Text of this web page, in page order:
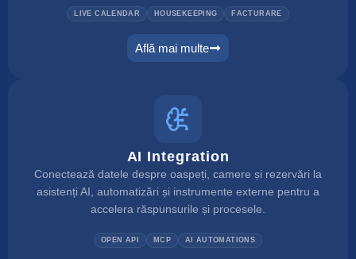
LIVE CALENDAR HOUSEKEEPING FACTURARE
Află mai multe
pms
AI Integration
Conectează datele despre oaspeți, camere și rezervări la
asistenți AI, automatizări și instrumente externe pentru a
accelera răspunsurile și procesele.
OPEN API MCP AI AUTOMATIONS